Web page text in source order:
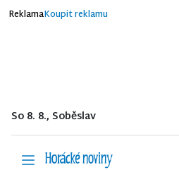
ReklamaKoupit reklamu
So 8. 8., Soběslav